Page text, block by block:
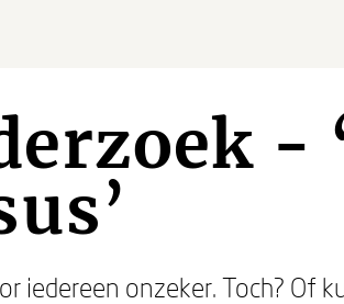
-
iedereen onzeker. Toch? Of